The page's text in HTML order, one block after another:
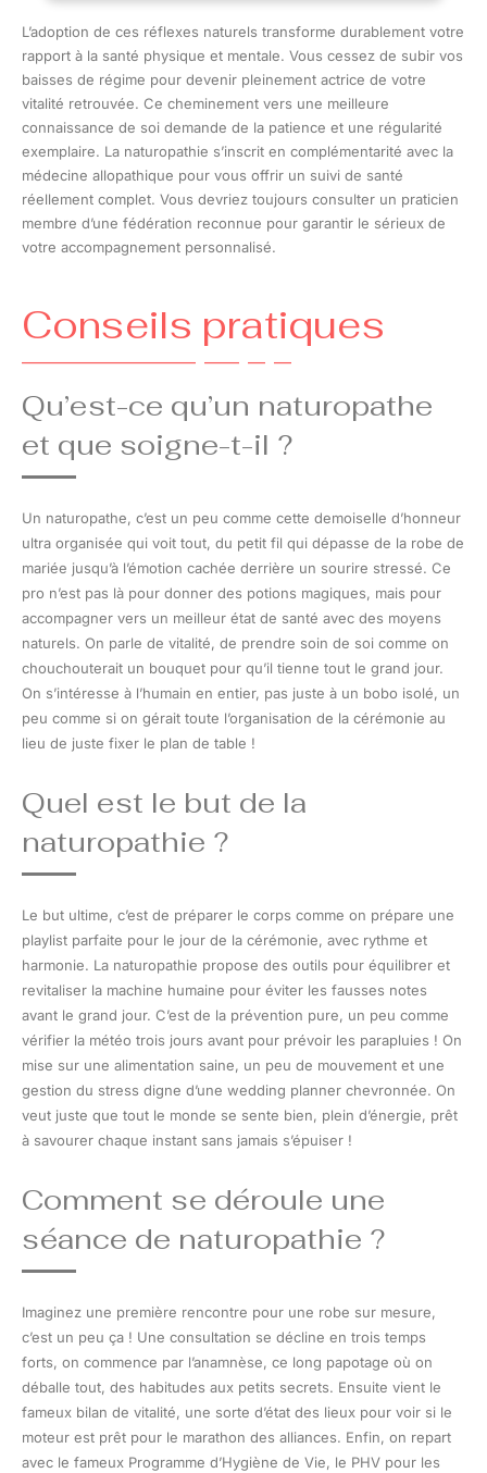
L’adoption de ces réflexes naturels transforme durablement votre
rapport à la santé physique et mentale. Vous cessez de subir vos
baisses de régime pour devenir pleinement actrice de votre
vitalité retrouvée. Ce cheminement vers une meilleure
connaissance de soi demande de la patience et une régularité
exemplaire. La naturopathie s’inscrit en complémentarité avec la
médecine allopathique pour vous offrir un suivi de santé
réellement complet. Vous devriez toujours consulter un praticien
membre d’une fédération reconnue pour garantir le sérieux de
votre accompagnement personnalisé.
Conseils pratiques
Qu’est-ce qu’un naturopathe
et que soigne-t-il ?
Un naturopathe, c’est un peu comme cette demoiselle d’honneur
ultra organisée qui voit tout, du petit fil qui dépasse de la robe de
mariée jusqu’à l’émotion cachée derrière un sourire stressé. Ce
pro n’est pas là pour donner des potions magiques, mais pour
accompagner vers un meilleur état de santé avec des moyens
naturels. On parle de vitalité, de prendre soin de soi comme on
chouchouterait un bouquet pour qu’il tienne tout le grand jour.
On s’intéresse à l’humain en entier, pas juste à un bobo isolé, un
peu comme si on gérait toute l’organisation de la cérémonie au
lieu de juste fixer le plan de table !
Quel est le but de la
naturopathie ?
Le but ultime, c’est de préparer le corps comme on prépare une
playlist parfaite pour le jour de la cérémonie, avec rythme et
harmonie. La naturopathie propose des outils pour équilibrer et
revitaliser la machine humaine pour éviter les fausses notes
avant le grand jour. C’est de la prévention pure, un peu comme
vérifier la météo trois jours avant pour prévoir les parapluies ! On
mise sur une alimentation saine, un peu de mouvement et une
gestion du stress digne d’une wedding planner chevronnée. On
veut juste que tout le monde se sente bien, plein d’énergie, prêt
à savourer chaque instant sans jamais s’épuiser !
Comment se déroule une
séance de naturopathie ?
Imaginez une première rencontre pour une robe sur mesure,
c’est un peu ça ! Une consultation se décline en trois temps
forts, on commence par l’anamnèse, ce long papotage où on
déballe tout, des habitudes aux petits secrets. Ensuite vient le
fameux bilan de vitalité, une sorte d’état des lieux pour voir si le
moteur est prêt pour le marathon des alliances. Enfin, on repart
avec le fameux Programme d’Hygiène de Vie, le PHV pour les